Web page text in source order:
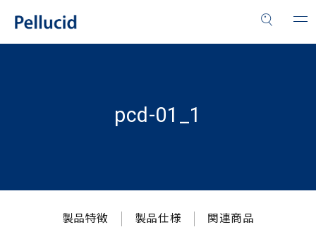
pcd-01_1
製品特徴 製品仕様 関連商品